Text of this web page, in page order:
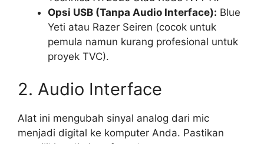
Opsi USB (Tanpa Audio Interface): Blue
Yeti atau Razer Seiren (cocok untuk
pemula namun kurang profesional untuk
proyek TVC).
2. Audio Interface
Alat ini mengubah sinyal analog dari mic
menjadi digital ke komputer Anda. Pastikan